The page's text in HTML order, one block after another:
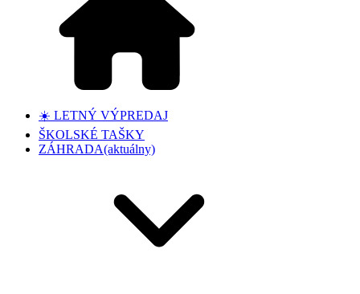
☀️ LETNÝ VÝPREDAJ
ŠKOLSKÉ TAŠKY
ZÁHRADA(aktuálny)